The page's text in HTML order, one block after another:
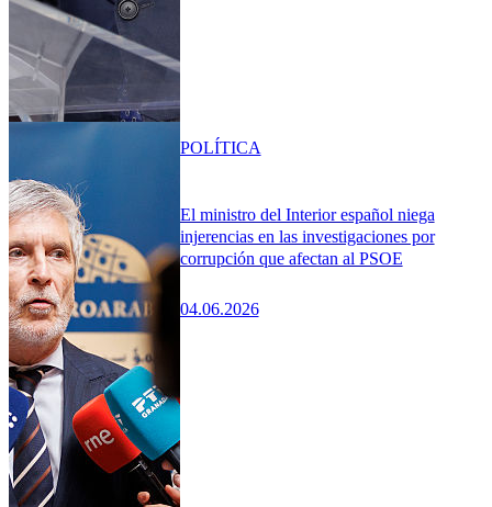
El ministro del Interior español niega
injerencias en las investigaciones por
corrupción que afectan al PSOE
04.06.2026
POLÍTICA